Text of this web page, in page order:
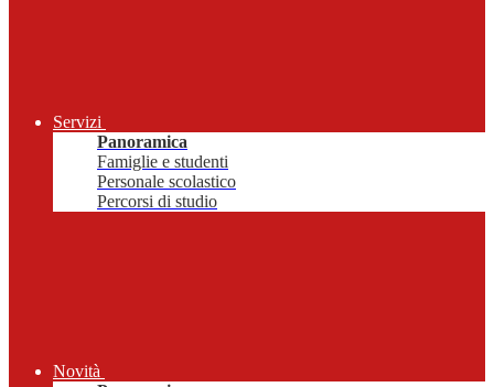
Servizi
Panoramica
Famiglie e studenti
Personale scolastico
Percorsi di studio
Novità